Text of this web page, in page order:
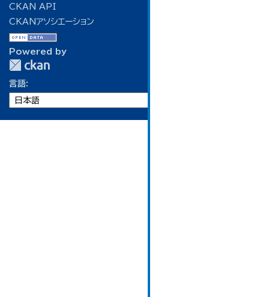
CKAN API
CKANアソシエーション
Powered by
言語